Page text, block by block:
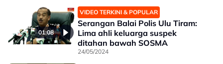
01:08
VIDEO TERKINI & POPULAR
Serangan Balai Polis Ulu Tiram:
Lima ahli keluarga suspek
ditahan bawah SOSMA
24/05/2024